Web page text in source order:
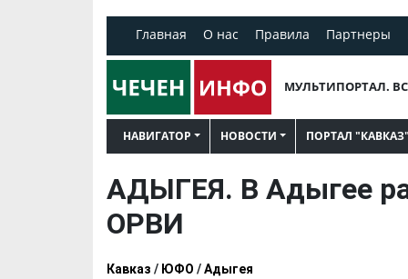
Главная О нас Правила Партнеры
МУЛЬТИПОРТАЛ.
НАВИГАТОР НОВОСТИ ПОРТАЛ "КАВКАЗ"
АДЫГЕЯ. В Адыгее
ОРВИ
Кавказ / ЮФО /Адыгея